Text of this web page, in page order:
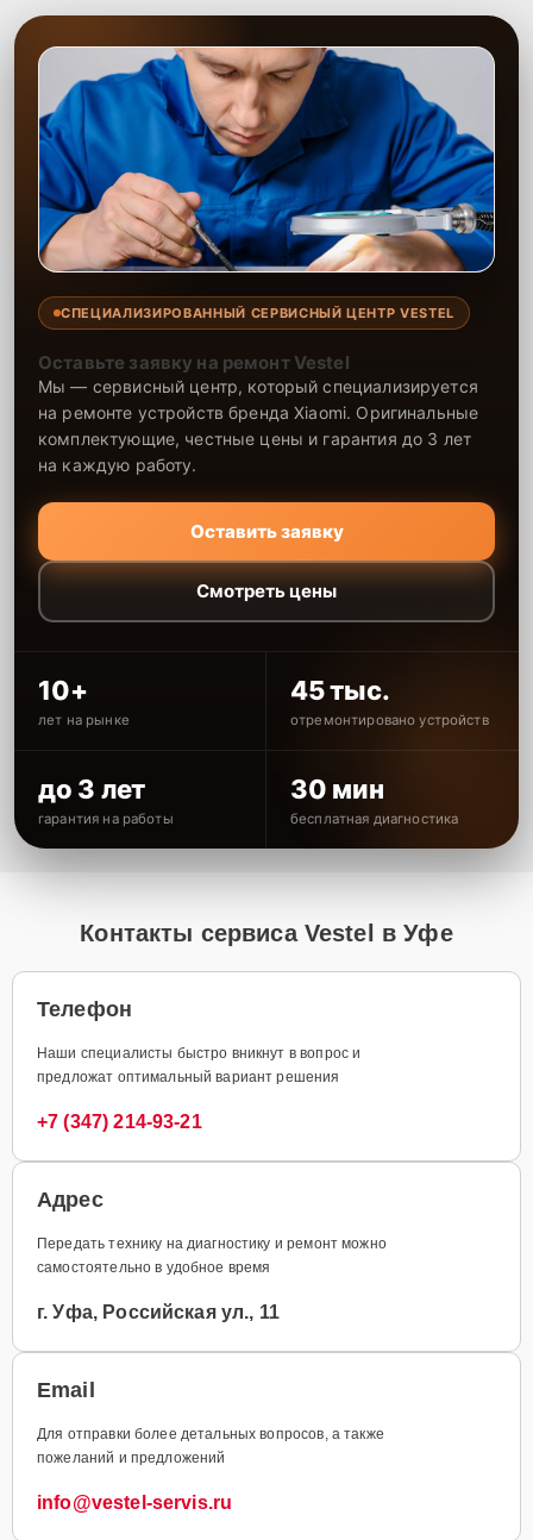
СПЕЦИАЛИЗИРОВАННЫЙ СЕРВИСНЫЙ ЦЕНТР VESTEL
Оставьте заявку на ремонт Vestel
Мы — сервисный центр, который специализируется
на ремонте устройств бренда Xiaomi. Оригинальные
комплектующие, честные цены и гарантия до 3 лет
на каждую работу.
Оставить заявку
Смотреть цены
10+
лет на рынке
45 тыс.
отремонтировано устройств
до 3 лет
гарантия на работы
30 мин
бесплатная диагностика
Контакты сервиса Vestel в Уфе
Телефон
Наши специалисты быстро вникнут в вопрос и
предложат оптимальный вариант решения
+7 (347) 214-93-21
Адрес
Передать технику на диагностику и ремонт можно
самостоятельно в удобное время
г. Уфа, Российская ул., 11
Email
Для отправки более детальных вопросов, а также
пожеланий и предложений
info@vestel-servis.ru